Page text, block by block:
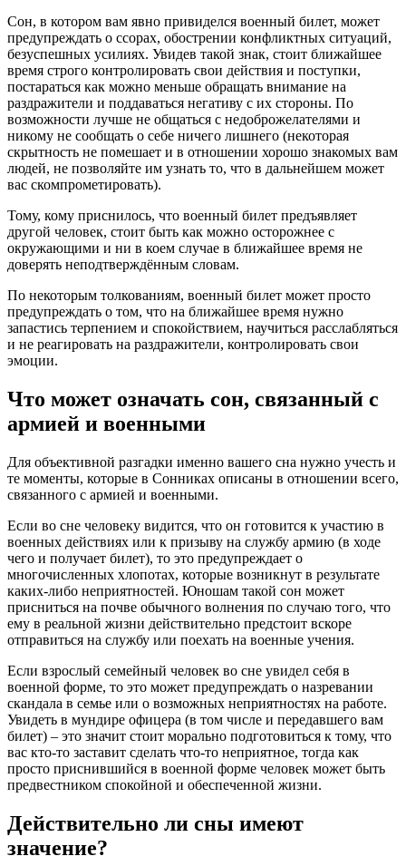
Сон, в котором вам явно привиделся военный билет, может
предупреждать о ссорах, обострении конфликтных ситуаций,
безуспешных усилиях. Увидев такой знак, стоит ближайшее
время строго контролировать свои действия и поступки,
постараться как можно меньше обращать внимание на
раздражители и поддаваться негативу с их стороны. По
возможности лучше не общаться с недоброжелателями и
никому не сообщать о себе ничего лишнего (некоторая
скрытность не помешает и в отношении хорошо знакомых вам
людей, не позволяйте им узнать то, что в дальнейшем может
вас скомпрометировать).
Тому, кому приснилось, что военный билет предъявляет
другой человек, стоит быть как можно осторожнее с
окружающими и ни в коем случае в ближайшее время не
доверять неподтверждённым словам.
По некоторым толкованиям, военный билет может просто
предупреждать о том, что на ближайшее время нужно
запастись терпением и спокойствием, научиться расслабляться
и не реагировать на раздражители, контролировать свои
эмоции.
Что может означать сон, связанный с
армией и военными
Для объективной разгадки именно вашего сна нужно учесть и
те моменты, которые в Сонниках описаны в отношении всего,
связанного с армией и военными.
Если во сне человеку видится, что он готовится к участию в
военных действиях или к призыву на службу армию (в ходе
чего и получает билет), то это предупреждает о
многочисленных хлопотах, которые возникнут в результате
каких-либо неприятностей. Юношам такой сон может
присниться на почве обычного волнения по случаю того, что
ему в реальной жизни действительно предстоит вскоре
отправиться на службу или поехать на военные учения.
Если взрослый семейный человек во сне увидел себя в
военной форме, то это может предупреждать о назревании
скандала в семье или о возможных неприятностях на работе.
Увидеть в мундире офицера (в том числе и передавшего вам
билет) – это значит стоит морально подготовиться к тому, что
вас кто-то заставит сделать что-то неприятное, тогда как
просто приснившийся в военной форме человек может быть
предвестником спокойной и обеспеченной жизни.
Действительно ли сны имеют
значение?